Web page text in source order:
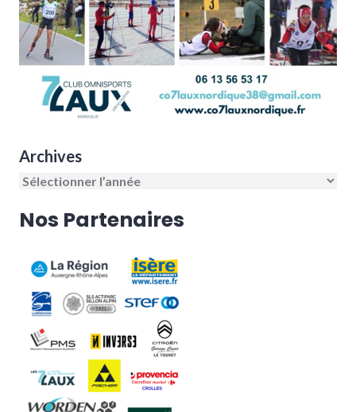
Archives
Nos Partenaires